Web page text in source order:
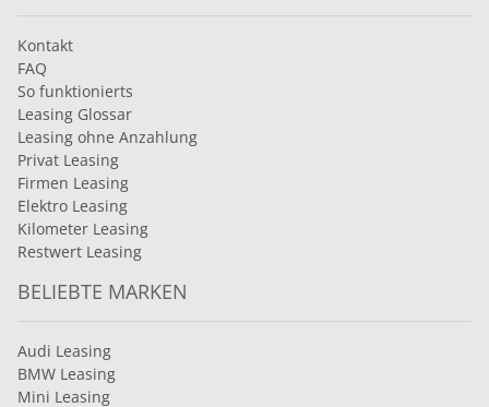
Kontakt
FAQ
So funktionierts
Leasing Glossar
Leasing ohne Anzahlung
Privat Leasing
Firmen Leasing
Elektro Leasing
Kilometer Leasing
Restwert Leasing
BELIEBTE MARKEN
Audi Leasing
BMW Leasing
Mini Leasing